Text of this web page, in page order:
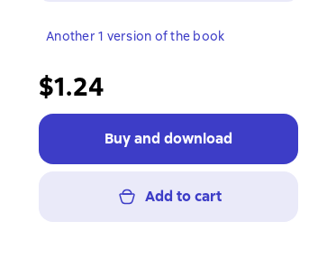
Another 1 version of the book
$1.24
Buy and download
Add to cart